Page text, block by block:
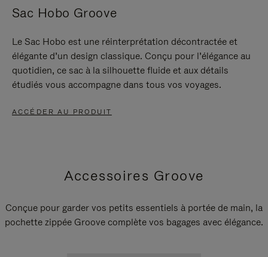
Sac Hobo Groove
Le Sac Hobo est une réinterprétation décontractée et
élégante d’un design classique. Conçu pour l’élégance au
quotidien, ce sac à la silhouette fluide et aux détails
étudiés vous accompagne dans tous vos voyages.
ACCÉDER AU PRODUIT
Accessoires Groove
Conçue pour garder vos petits essentiels à portée de main, la
pochette zippée Groove complète vos bagages avec élégance.